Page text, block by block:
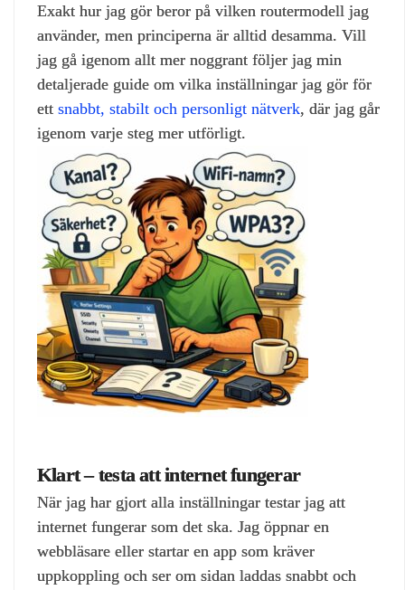
Exakt hur jag gör beror på vilken routermodell jag
använder, men principerna är alltid desamma. Vill
jag gå igenom allt mer noggrant följer jag min
detaljerade guide om vilka inställningar jag gör för
ett snabbt, stabilt och personligt nätverk, där jag går
igenom varje steg mer utförligt.
Klart – testa att internet fungerar
När jag har gjort alla inställningar testar jag att
internet fungerar som det ska. Jag öppnar en
webbläsare eller startar en app som kräver
uppkoppling och ser om sidan laddas snabbt och